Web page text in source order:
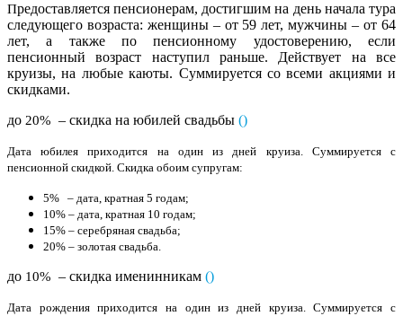
Предоставляется пенсионерам, достигшим на день начала тура
следующего возраста: женщины – от 59 лет, мужчины – от 64
лет, а также по пенсионному удостоверению, если
пенсионный возраст наступил раньше. Действует на все
круизы, на любые каюты. Суммируется со всеми акциями и
скидками.
до 20% – скидка на юбилей свадьбы ()
Дата юбилея приходится на один из дней круиза. Суммируется с
пенсионной скидкой. Скидка обоим супругам:
5% – дата, кратная 5 годам;
10% – дата, кратная 10 годам;
15% – серебряная свадьба;
20% – золотая свадьба.
до 10% – скидка именинникам ()
Дата рождения приходится на один из дней круиза. Суммируется с